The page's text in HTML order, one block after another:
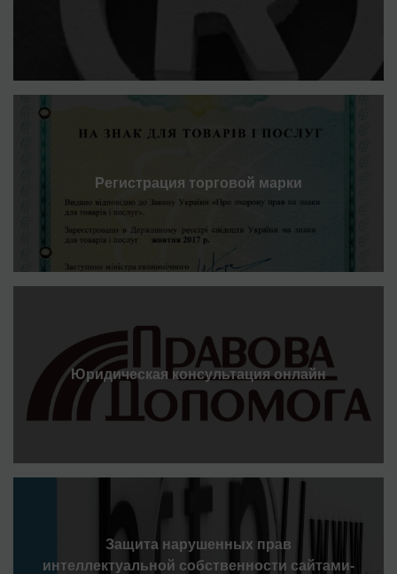
Регистрация торговой марки
Юридическая консультация онлайн
Защита нарушенных прав
интеллектуальной собственности сайтами-